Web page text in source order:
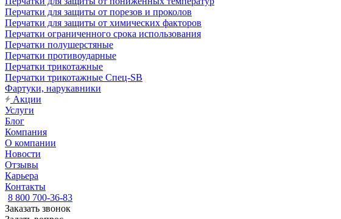
Перчатки для защиты от порезов и проколов
Перчатки для защиты от химических факторов
Перчатки ограниченного срока использования
Перчатки полушерстяные
Перчатки противоударные
Перчатки трикотажные
Перчатки трикотажные Спец-SB
Фартуки, нарукавники
Акции
Услуги
Блог
Компания
О компании
Новости
Отзывы
Карьера
Контакты
8 800 700-36-83
Заказать звонок